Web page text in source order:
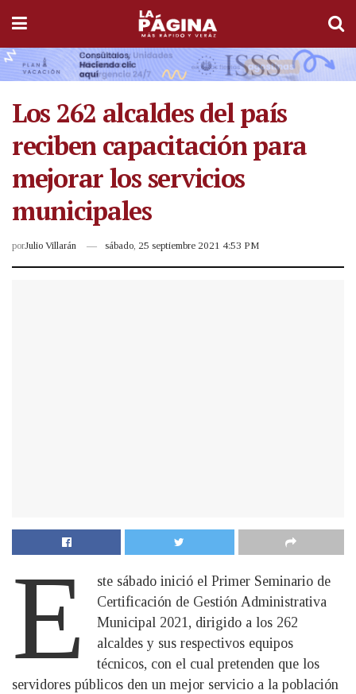
Los 262 alcaldes del país
reciben capacitación para
mejorar los servicios
municipales
porJulio Villarán sábado, 25 septiembre 2021 4:53 PM
E
ste sábado inició el Primer Seminario de
Certificación de Gestión Administrativa
Municipal 2021, dirigido a los 262
alcaldes y sus respectivos equipos
técnicos, con el cual pretenden que los
servidores públicos den un mejor servicio a la población